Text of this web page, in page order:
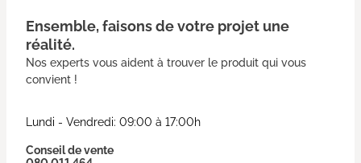
Ensemble, faisons de votre projet une
réalité.
Nos experts vous aident à trouver le produit qui vous
convient !
Lundi - Vendredi: 09:00 à 17:00h
Conseil de vente